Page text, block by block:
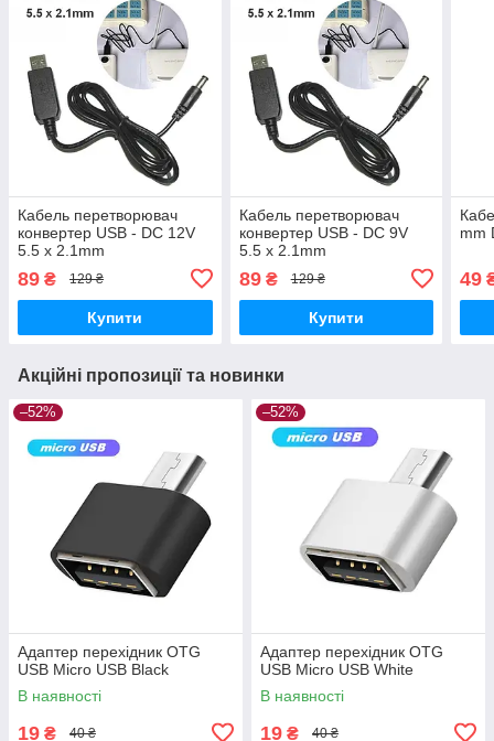
Кабель перетворювач
конвертер USB - DC 12V
5.5 x 2.1mm
89 ₴ 129 ₴
Купити
Кабель перетворювач
конвертер USB - DC 9V
5.5 x 2.1mm
89₴ 129 ₴
Купити
mm
49
Акційні пропозиції та новинки
–52%
Адаптер перехідник OTG
USB Micro USB Black
В наявності
19 ₴ 40 ₴
–52%
Адаптер перехідник OTG
USB Micro USB White
В наявності
19 ₴ 40 ₴